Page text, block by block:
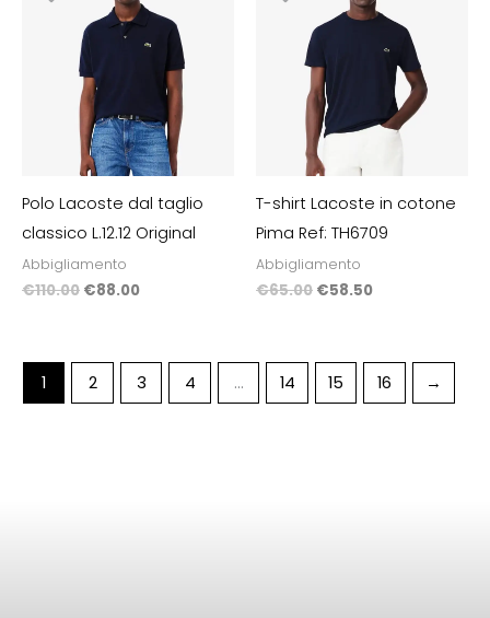
Polo Lacoste dal taglio
classico L.12.12 Original
Abbigliamento
€110.00
originale
era:
€110.00.
€88.00
attuale
€88.00.
T-shirt Lacoste in cotone
Pima Ref: TH6709
Abbigliamento
€65.00
originale
era:
€58.50
attuale
€58.50.
1 2 3 4 … 14 15 16 →